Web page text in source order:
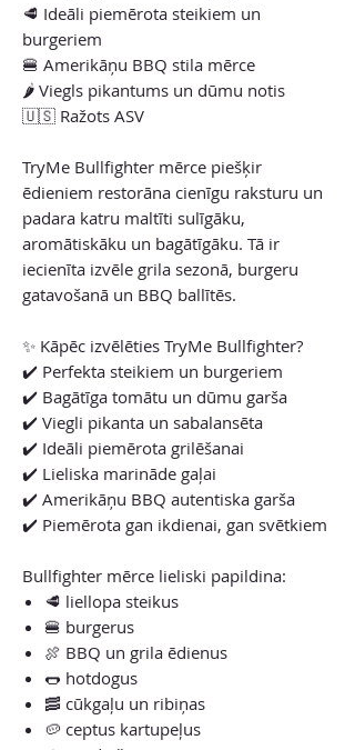
🥩 Ideāli piemērota steikiem un
burgeriem
🍔 Amerikāņu BBQ stila mērce
🌶️ Viegls pikantums un dūmu notis
🇺🇸 Ražots ASV
TryMe Bullfighter mērce piešķir
ēdieniem restorāna cienīgu raksturu un
padara katru maltīti sulīgāku,
aromātiskāku un bagātīgāku. Tā ir
iecienīta izvēle grila sezonā, burgeru
gatavošanā un BBQ ballītēs.
✨ Kāpēc izvēlēties TryMe Bullfighter?
✔️ Perfekta steikiem un burgeriem
✔️ Bagātīga tomātu un dūmu garša
✔️ Viegli pikanta un sabalansēta
✔️ Ideāli piemērota grilēšanai
✔️ Lieliska marināde gaļai
✔️ Amerikāņu BBQ autentiska garša
✔️ Piemērota gan ikdienai, gan svētkiem
Bullfighter mērce lieliski papildina:
🥩 liellopa steikus
🍔 burgerus
🍖 BBQ un grila ēdienus
🌭 hotdogus
🥓 cūkgaļu un ribiņas
🥔 ceptus kartupeļus